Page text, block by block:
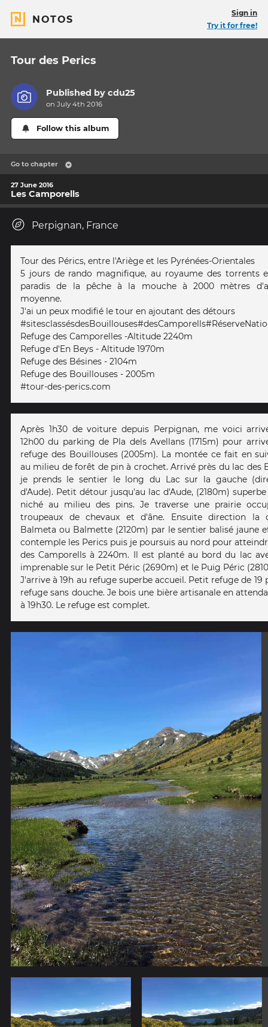
NOTOS
Sign in
Try it for free!
Tour des Perics
Published bycdu25
on July 4th 2016
Follow this album
Go to chapter
27 June 2016
Les Camporells
Perpignan, France
Tour des Pérics, entre l'Ariège et les Pyrénées-Orientales
5 jours de rando magnifique, au royaume des torrents
paradis de la pêche à la mouche à 2000 mètres
moyenne.
J'ai un peux modifié le tour en ajoutant des détours
Refuge des Camporelles -Altitude 2240m
Refuge d'En Beys - Altitude 1970m
Refuge des Bésines - 2104m
Refuge des Bouillouses - 2005m
#tour-des-perics.com
Après 1h30 de voiture depuis Perpignan, me voici
12h00 du parking de Pla dels Avellans (1715m) pour
refuge des Bouillouses (2005m). La montée ce fait en
au milieu de forêt de pin à crochet. Arrivé près du lac des
je prends le sentier le long du Lac sur la gauche
d'Aude). Petit détour jusqu'au lac d'Aude, (2180m)
niché au milieu des pins. Je traverse une prairie
troupeaux de chevaux et d'âne. Ensuite direction la
Balmeta ou Balmette (2120m) par le sentier balisé jaune
contemple les Perics puis je poursuis au nord pour
des Camporells à 2240m. Il est planté au bord du lac
imprenable sur le Petit Péric (2690m) et le Puig Péric
J'arrive à 19h au refuge superbe accueil. Petit refuge de 19
refuge sans douche. Je bois une bière artisanale en
à 19h30. Le refuge est complet.